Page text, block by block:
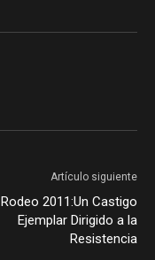
Artículo siguiente
Rodeo 2011:Un Castigo
Ejemplar Dirigido a la
Resistencia